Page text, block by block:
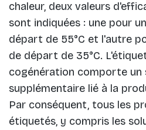
chaleur, deux valeurs
sont indiquées : une pour
départ de 55°C et l'autre
de départ de 35°C.
cogénération comporte un
supplémentaire lié à la
Par conséquent, tous les
étiquetés, y compris les